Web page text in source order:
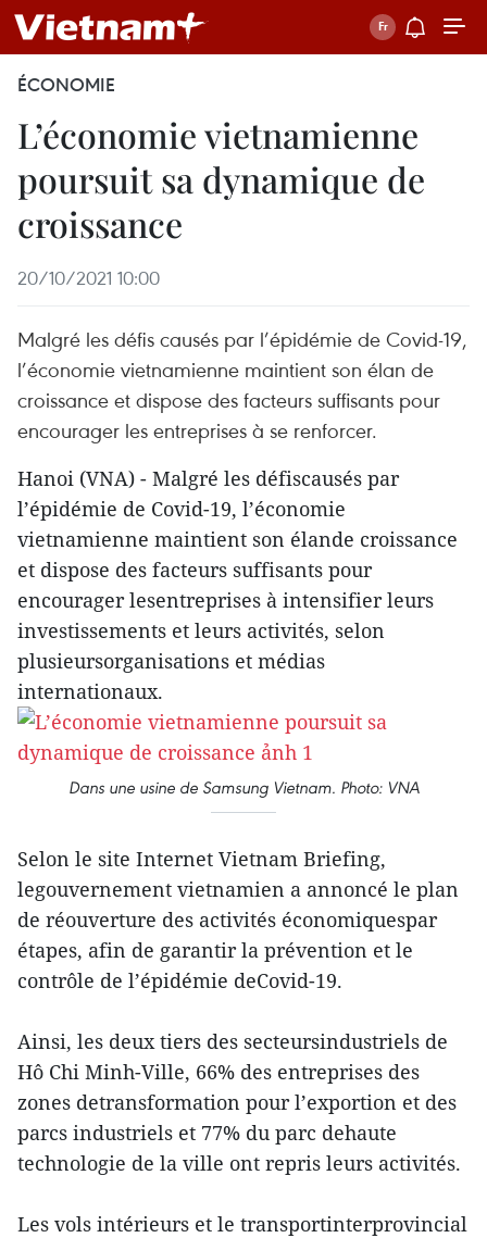
ÉCONOMIE
L’économie vietnamienne
poursuit sa dynamique de
croissance
20/10/2021 10:00
Malgré les défis causés par l’épidémie de Covid-19,
l’économie vietnamienne maintient son élan de
croissance et dispose des facteurs suffisants pour
encourager les entreprises à se renforcer.
Hanoi (VNA) - Malgré les défiscausés par
l’épidémie de Covid-19, l’économie
vietnamienne maintient son élande croissance
et dispose des facteurs suffisants pour
encourager lesentreprises à intensifier leurs
investissements et leurs activités, selon
plusieursorganisations et médias
internationaux.
Dans une usine de Samsung Vietnam. Photo: VNA
Selon le site Internet Vietnam Briefing,
legouvernement vietnamien a annoncé le plan
de réouverture des activités économiquespar
étapes, afin de garantir la prévention et le
contrôle de l’épidémie deCovid-19.
Ainsi, les deux tiers des secteursindustriels de
Hô Chi Minh-Ville, 66% des entreprises des
zones detransformation pour l’exportion et des
parcs industriels et 77% du parc dehaute
technologie de la ville ont repris leurs activités.
Les vols intérieurs et le transportinterprovincial